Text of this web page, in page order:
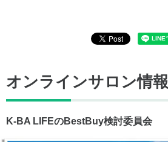
オンラインサロン情報
K-BA LIFEのBestBuy検討委員会